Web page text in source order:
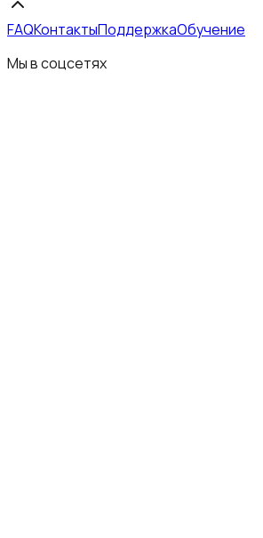
FAQКонтактыПоддержкаОбучение
Мы в соцсетях